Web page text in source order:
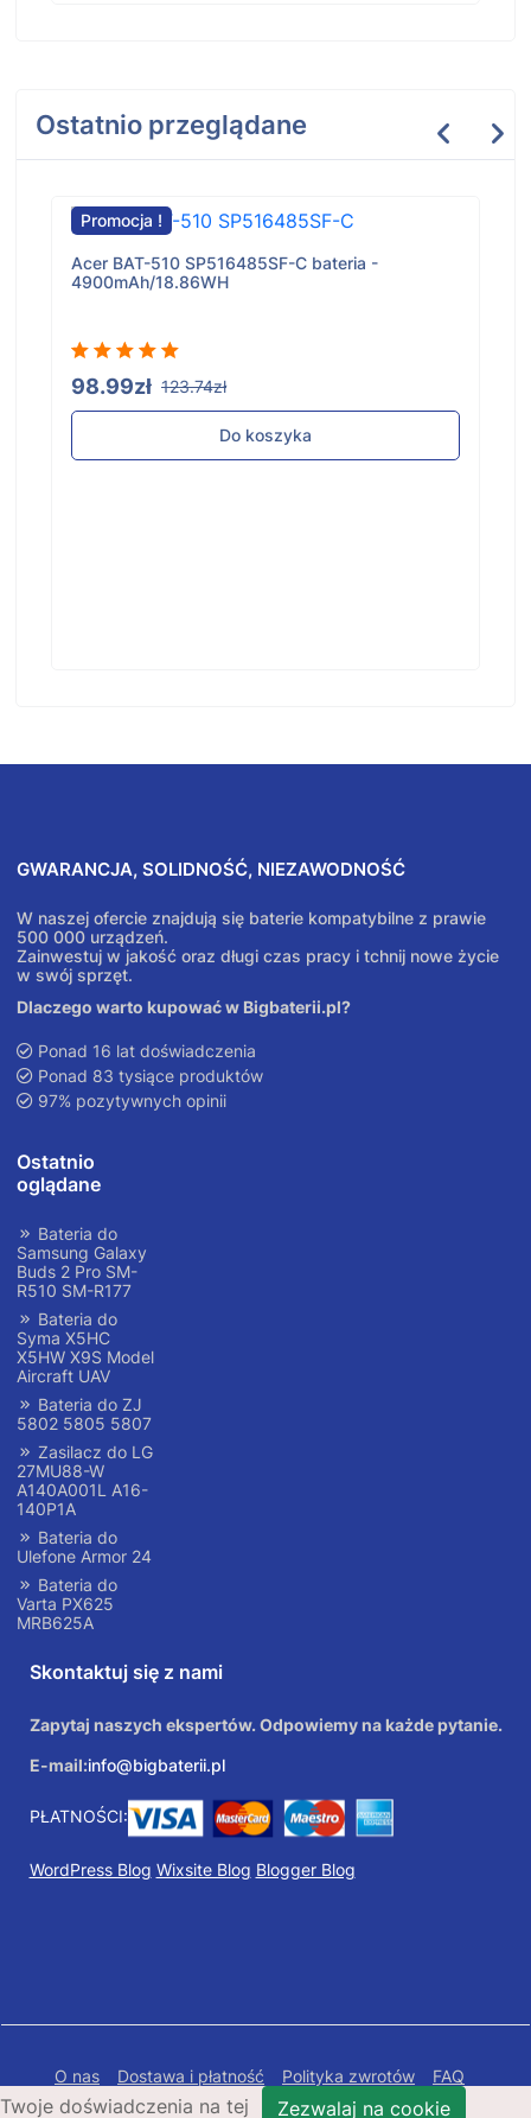
Ostatnio przeglądane
Promocja !
Acer BAT-510 SP516485SF-C bateria -
4900mAh/18.86WH
98.99zł 123.74zł
Do koszyka
GWARANCJA, SOLIDNOŚĆ, NIEZAWODNOŚĆ
W naszej ofercie znajdują się baterie kompatybilne z prawie
500 000 urządzeń.
Zainwestuj w jakość oraz długi czas pracy i tchnij nowe życie
w swój sprzęt.
Dlaczego warto kupować w Bigbaterii.pl?
Ponad 16 lat doświadczenia
Ponad 83 tysiące produktów
97% pozytywnych opinii
Ostatnio
oglądane
Bateria do
Samsung Galaxy
Buds 2 Pro SM-
R510 SM-R177
Bateria do
Syma X5HC
X5HW X9S Model
Aircraft UAV
Bateria do ZJ
5802 5805 5807
Zasilacz do LG
27MU88-W
A140A001L A16-
140P1A
Bateria do
Ulefone Armor 24
Bateria do
Varta PX625
MRB625A
Skontaktuj się z nami
Zapytaj naszych ekspertów. Odpowiemy na każde pytanie.
E-mail:info@bigbaterii.pl
PŁATNOŚCI:
WordPress Blog Wixsite Blog Blogger Blog
O nas Dostawa i płatność Polityka zwrotów
FAQ
Polityka prywatności
Mapa Strony
Twoje doświadczenia na tej Zezwalaj na cookie